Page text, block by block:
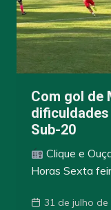
Com gol de
Sub-20
Clique e
Horas Sexta
31 de julho de